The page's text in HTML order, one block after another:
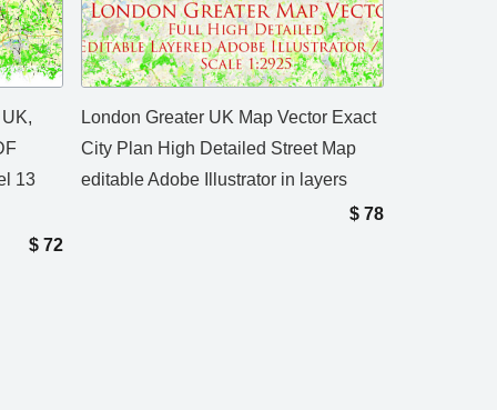
13
$ 72
London Greater UK Map Vector Exact
City Plan High Detailed Street Map
editable Adobe Illustrator in layers
$ 78